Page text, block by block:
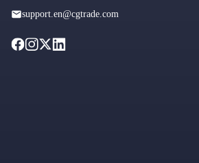
support.en@cgtrade.com